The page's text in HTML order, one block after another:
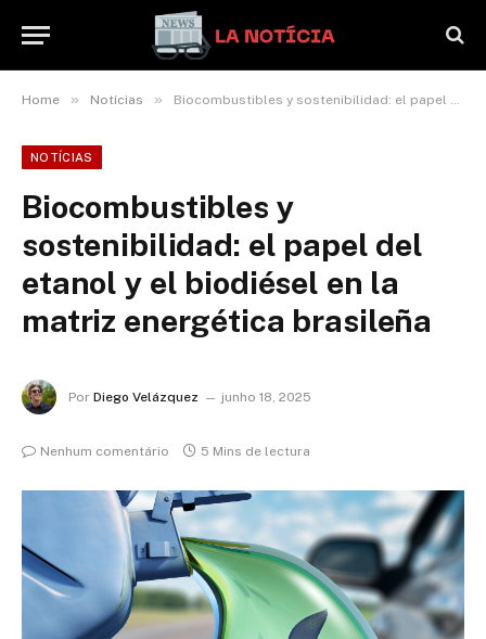
Home » Notícias » Biocombustibles y sostenibilidad: el papel del etanol y el biodiésel en la matriz energética brasileña
NOTÍCIAS
Biocombustibles y
sostenibilidad: el papel del
etanol y el biodiésel en la
matriz energética brasileña
Por Diego Velázquez junho 18, 2025
Nenhum comentário 5 Mins de lectura